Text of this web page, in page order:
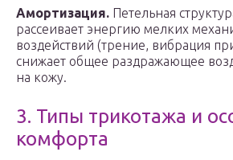
Амортизация. Петельная
рассеивает энергию мелких
воздействий (трение, вибрация
снижает общее раздражающее
на кожу.
3. Типы трикотажа и
комфорта